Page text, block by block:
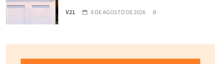
V21 8 DE AGOSTO DE 2026 0